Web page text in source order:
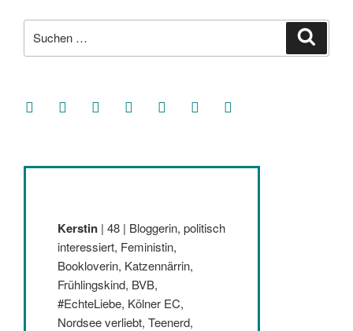
nach:
facebooksoundcloud
twitter mastodoninstagramthreads goodreads
Kerstin | 48 | Bloggerin, politisch
interessiert, Feministin,
Bookloverin, Katzennärrin,
Frühlingskind, BVB,
#EchteLiebe, Kölner EC,
Nordsee verliebt, Teenerd,